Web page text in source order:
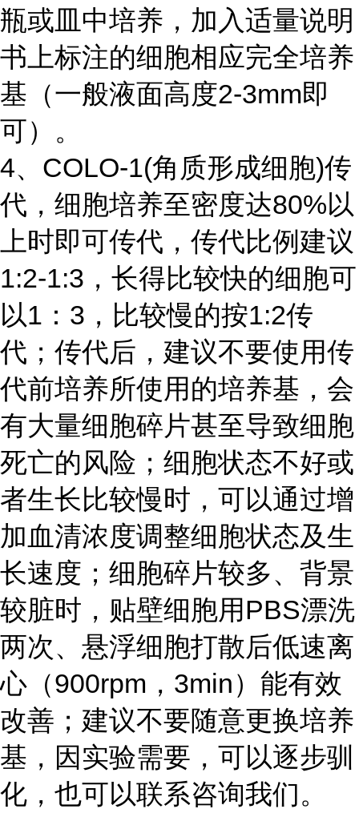
瓶或皿中培养，加入适量说明
书上标注的细胞相应完全培养
基（一般液面高度2-3mm即
可）。
4、COLO-1(角质形成细胞)传
代，细胞培养至密度达80%以
上时即可传代，传代比例建议
1:2-1:3，长得比较快的细胞可
以1：3，比较慢的按1:2传
代；传代后，建议不要使用传
代前培养所使用的培养基，会
有大量细胞碎片甚至导致细胞
死亡的风险；细胞状态不好或
者生长比较慢时，可以通过增
加血清浓度调整细胞状态及生
长速度；细胞碎片较多、背景
较脏时，贴壁细胞用PBS漂洗
两次、悬浮细胞打散后低速离
心（900rpm，3min）能有效
改善；建议不要随意更换培养
基，因实验需要，可以逐步驯
化，也可以联系咨询我们。